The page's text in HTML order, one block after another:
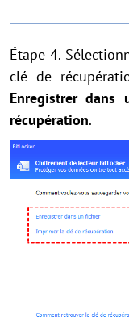
Étape 4.
clé de
Enregistrer dans
récupération.